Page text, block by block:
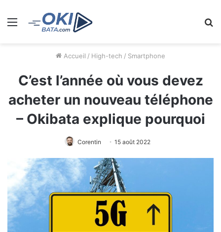
Menu
Accueil / High-tech / Smartphone
C’est l’année où vous devez
acheter un nouveau téléphone
– Okibata explique pourquoi
Corentin 15 août 2022